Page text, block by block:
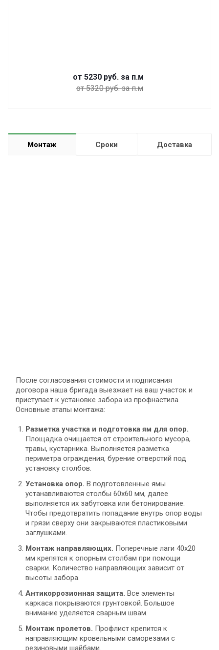
от 5230 руб. за п.м
от 5320 руб. за п.м
Монтаж Сроки Доставка
После согласования стоимости и подписания
договора наша бригада выезжает на ваш участок и
приступает к установке забора из профнастила.
Основные этапы монтажа:
Разметка участка и подготовка ям для опор.
Площадка очищается от строительного мусора,
травы, кустарника. Выполняется разметка
периметра ограждения, бурение отверстий под
установку столбов.
Установка опор. В подготовленные ямы
устанавливаются столбы 60х60 мм, далее
выполняется их забутовка или бетонирование.
Чтобы предотвратить попадание внутрь опор воды
и грязи сверху они закрываются пластиковыми
заглушками.
Монтаж направляющих. Поперечные лаги 40х20
мм крепятся к опорным столбам при помощи
сварки. Количество направляющих зависит от
высоты забора.
Антикоррозионная защита. Все элементы
каркаса покрываются грунтовкой. Большое
внимание уделяется сварным швам.
Монтаж пролетов. Профлист крепится к
направляющим кровельными саморезами с
резиновыми шайбами.